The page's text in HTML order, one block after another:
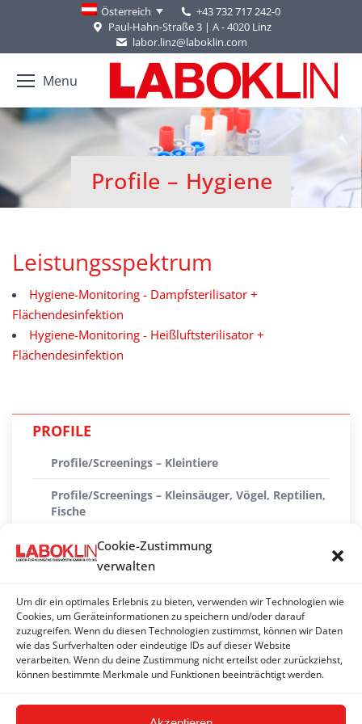
Cookie-Zustimmung
verwalten
Um dir ein optimales Erlebnis zu bieten, verwenden wir Technologien wie
Cookies, um Geräteinformationen zu speichern und/oder darauf
zuzugreifen. Wenn du diesen Technologien zustimmst, können wir Daten
wie das Surfverhalten oder eindeutige IDs auf dieser Website
verarbeiten. Wenn du deine Zustimmung nicht erteilst oder zurückziehst,
können bestimmte Merkmale und Funktionen beeinträchtigt werden.
Österreich
+43 732 717 242-0
Paul-Hahn-Straße 3 | A - 4020 Linz
labor.linz@laboklin.com
Menu
Profile – Hygiene
You are here:
Leistungsspektrum
Hygiene-Monitoring - Dampfsterilisator +
Flächendesinfektion
Hygiene-Monitoring - Heißluftsterilisator +
Flächendesinfektion
PROFILE
Profile/Screenings – Kleintiere
Profile/Screenings – Kleinsäuger, Vögel, Reptilien,
Fische
Profile/Screenings – Pferd
Profile/Screenings – Wiederkäuer
Profile – Lama, Alpaka
Profile/Screenings – Schwein
Profile – Hygiene